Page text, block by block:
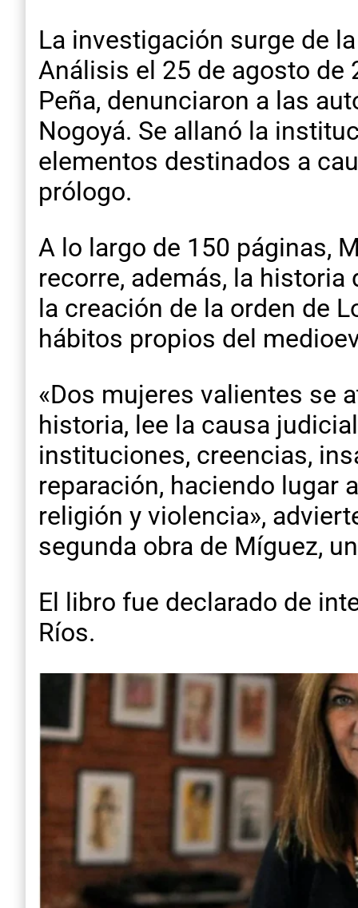
La investigación surge de
Análisis el 25 de agosto de
Peña, denunciaron a las
Nogoyá. Se allanó la
elementos destinados a
prólogo.
A lo largo de 150 páginas,
recorre, además, la
la creación de la orden de
hábitos propios del
«Dos mujeres valientes se
historia, lee la causa
instituciones, creencias,
reparación, haciendo lugar
religión y violencia»,
segunda obra de Míguez,
El libro fue declarado de
Ríos.